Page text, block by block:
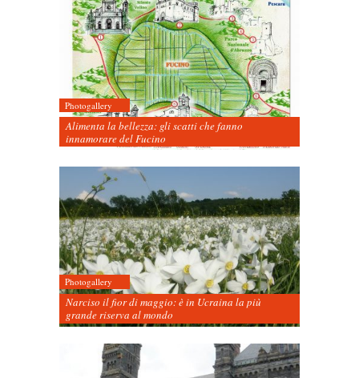
Photogallery
Alimenta la bellezza: gli scatti che fanno
innamorare del Fucino
Photogallery
Narciso il fior di maggio: è in Ucraina la più
grande riserva al mondo